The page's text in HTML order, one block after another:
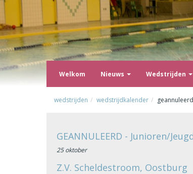
Welkom Nieuws Wedstrijden
wedstrijden wedstrijdkalender
GEANNULEERD - Junioren/
25 oktober
Z.V. Scheldestroom, Oostburg